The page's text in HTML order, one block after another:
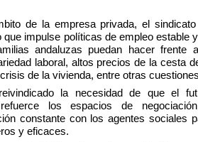
de la empresa privada, el
que impulse políticas de empleo estable
andaluzas puedan hacer frente
laboral, altos precios de la cesta
de la vivienda, entre otras
la necesidad de que el
los espacios de
constante con los agentes sociales
y eficaces.